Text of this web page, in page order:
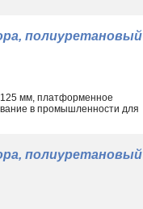
полиуретановый
мм, платформенное
в промышленности для
полиуретановый